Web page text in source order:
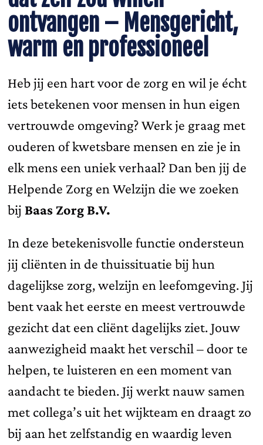
ontvangen – Mensgericht,
warm en professioneel
Heb jij een hart voor de zorg en wil je écht
iets betekenen voor mensen in hun eigen
vertrouwde omgeving? Werk je graag met
ouderen of kwetsbare mensen en zie je in
elk mens een uniek verhaal? Dan ben jij de
Helpende Zorg en Welzijn die we zoeken
bijBaas Zorg B.V.
In deze betekenisvolle functie ondersteun
jij cliënten in de thuissituatie bij hun
dagelijkse zorg, welzijn en leefomgeving. Jij
bent vaak het eerste en meest vertrouwde
gezicht dat een cliënt dagelijks ziet. Jouw
aanwezigheid maakt het verschil – door te
helpen, te luisteren en een moment van
aandacht te bieden. Jij werkt nauw samen
met collega’s uit het wijkteam en draagt zo
bij aan het zelfstandig en waardig leven